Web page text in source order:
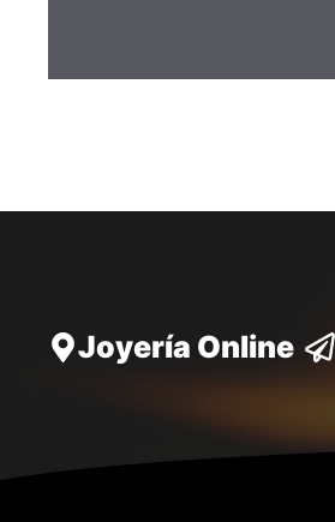
Joyería Online